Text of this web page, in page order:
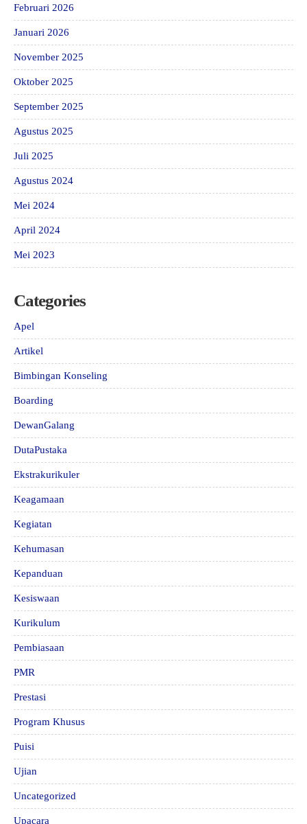
Februari 2026
Januari 2026
November 2025
Oktober 2025
September 2025
Agustus 2025
Juli 2025
Agustus 2024
Mei 2024
April 2024
Mei 2023
Categories
Apel
Artikel
Bimbingan Konseling
Boarding
DewanGalang
DutaPustaka
Ekstrakurikuler
Keagamaan
Kegiatan
Kehumasan
Kepanduan
Kesiswaan
Kurikulum
Pembiasaan
PMR
Prestasi
Program Khusus
Puisi
Ujian
Uncategorized
Upacara